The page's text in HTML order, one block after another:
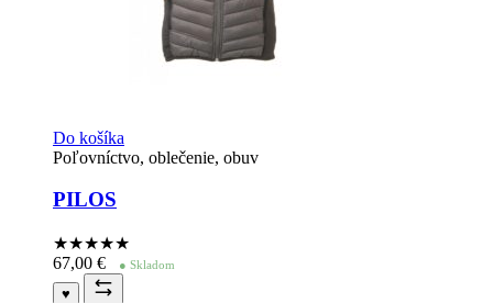
Do košíka
Poľovníctvo, oblečenie, obuv
PILOS
★★★★★
67,00 € ● Skladom
♥